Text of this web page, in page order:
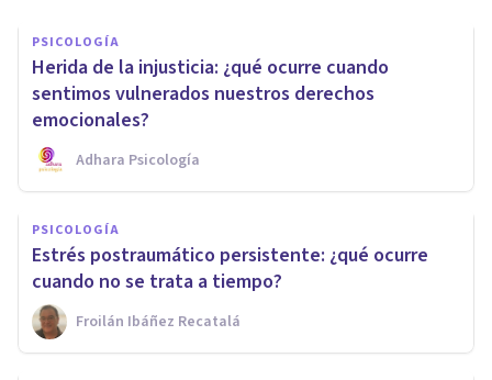
PSICOLOGÍA
Herida de la injusticia: ¿qué ocurre cuando
sentimos vulnerados nuestros derechos
emocionales?
Adhara Psicología
PSICOLOGÍA
Estrés postraumático persistente: ¿qué ocurre
cuando no se trata a tiempo?
Froilán Ibáñez Recatalá